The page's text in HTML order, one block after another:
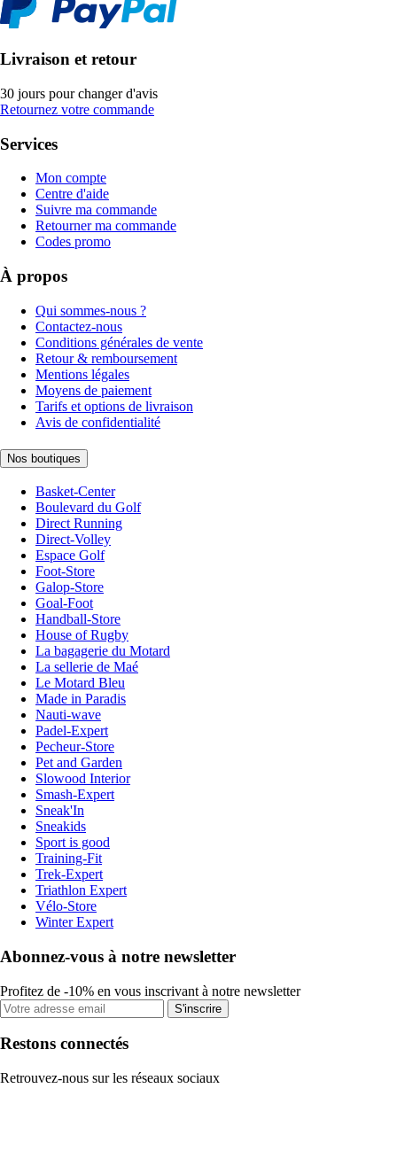
Livraison et retour
30 jours pour changer d'avis
Retournez votre commande
Services
Mon compte
Centre d'aide
Suivre ma commande
Retourner ma commande
Codes promo
À propos
Qui sommes-nous ?
Contactez-nous
Conditions générales de vente
Retour & remboursement
Mentions légales
Moyens de paiement
Tarifs et options de livraison
Avis de confidentialité
Nos boutiques
Basket-Center
Boulevard du Golf
Direct Running
Direct-Volley
Espace Golf
Foot-Store
Galop-Store
Goal-Foot
Handball-Store
House of Rugby
La bagagerie du Motard
La sellerie de Maé
Le Motard Bleu
Made in Paradis
Nauti-wave
Padel-Expert
Pecheur-Store
Pet and Garden
Slowood Interior
Smash-Expert
Sneak'In
Sneakids
Sport is good
Training-Fit
Trek-Expert
Triathlon Expert
Vélo-Store
Winter Expert
Abonnez-vous à notre newsletter
Profitez de -10% en vous inscrivant à notre newsletter
S'inscrire
Restons connectés
Retrouvez-nous sur les réseaux sociaux